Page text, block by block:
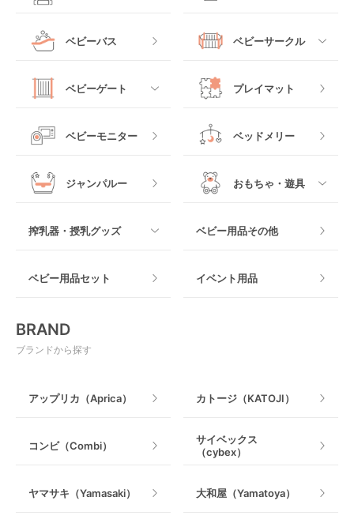
ベッドインベッド
クーファン
マットレス・布団
ベビーベッドその他
ベビーカーその他
ジュニアシート
チャイルドシートその
他
ロッキングタイプ テーブルチェア
すべて
抱っこ紐その他
ベビーバス ベビーサークル
すべて
木製
マット製
ベビーゲート
すべて
プレイマット
ベビーモニター ベッドメリー
ジャンパルー おもちゃ・遊具
室内遊具
搾乳器・授乳グッズ
授乳グッズ・ママ用品
ベビー用品その他
ベビー用品セット イベント用品
BRAND
ブランドから探す
アップリカ（Aprica） カトージ（KATOJI）
コンビ（Combi）
サイベックス
（cybex）
ヤマサキ（Yamasaki） 大和屋（Yamatoya）